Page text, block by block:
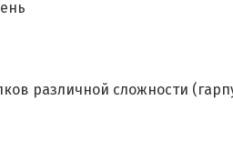
различной сложности